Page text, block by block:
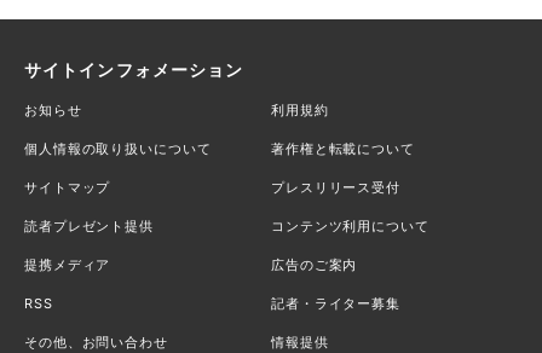
サイトインフォメーション
お知らせ 利用規約
個人情報の取り扱いについて 著作権と転載について
サイトマップ プレスリリース受付
読者プレゼント提供 コンテンツ利用について
提携メディア 広告のご案内
RSS 記者・ライター募集
その他、お問い合わせ 情報提供